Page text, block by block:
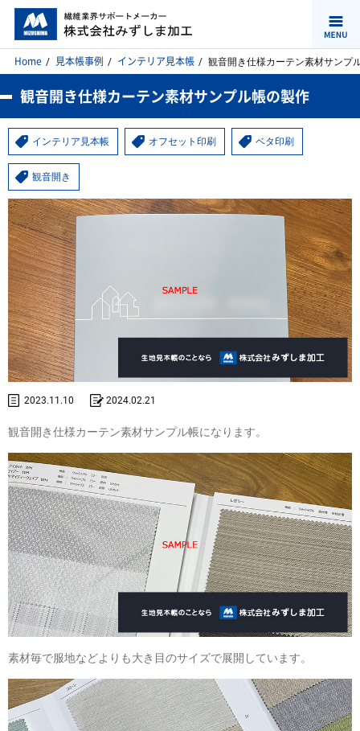
Home 見本帳事例 インテリア見本帳 観音開き仕様カーテン素材サンプ
観音開き仕様カーテン素材サンプル帳の製作
インテリア見本帳 オフセット印刷 ベタ印刷
観音開き
2023.11.10 2024.02.21
観音開き仕様カーテン素材サンプル帳になります。
素材毎で服地などよりも大き目のサイズで展開しています。